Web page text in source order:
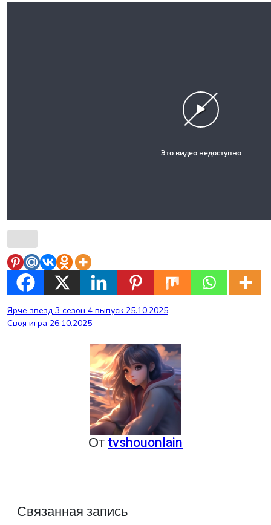
Навигация
по
Ярче звезд 3 сезон 4 выпуск 25.10.2025
Своя игра 26.10.2025
Отtvshouonlain
Связанная запись